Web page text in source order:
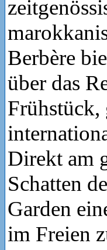
Berbère
über das
Frühstück,
Direkt am
Schatten
Garden
im Freien